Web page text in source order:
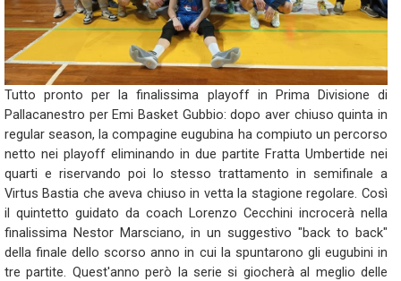
Tutto pronto per la finalissima playoff in Prima Divisione di
Pallacanestro per Emi Basket Gubbio: dopo aver chiuso quinta in
regular season, la compagine eugubina ha compiuto un percorso
netto nei playoff eliminando in due partite Fratta Umbertide nei
quarti e riservando poi lo stesso trattamento in semifinale a
Virtus Bastia che aveva chiuso in vetta la stagione regolare. Così
il quintetto guidato da coach Lorenzo Cecchini incrocerà nella
finalissima Nestor Marsciano, in un suggestivo "back to back"
della finale dello scorso anno in cui la spuntarono gli eugubini in
tre partite. Quest'anno però la serie si giocherà al meglio delle